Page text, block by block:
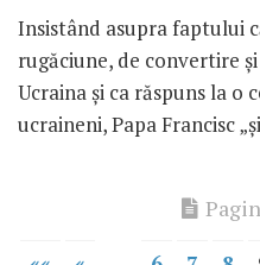
Insistând asupra faptului
rugăciune, de convertire
Ucraina și ca răspuns la o
ucraineni, Papa Francisc